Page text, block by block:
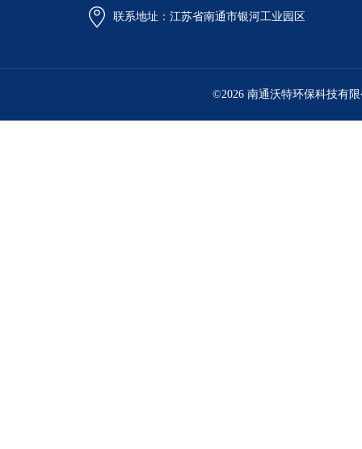
联系地址：江苏省南通市银河工业园区
©2026 南通沃特环保科技有